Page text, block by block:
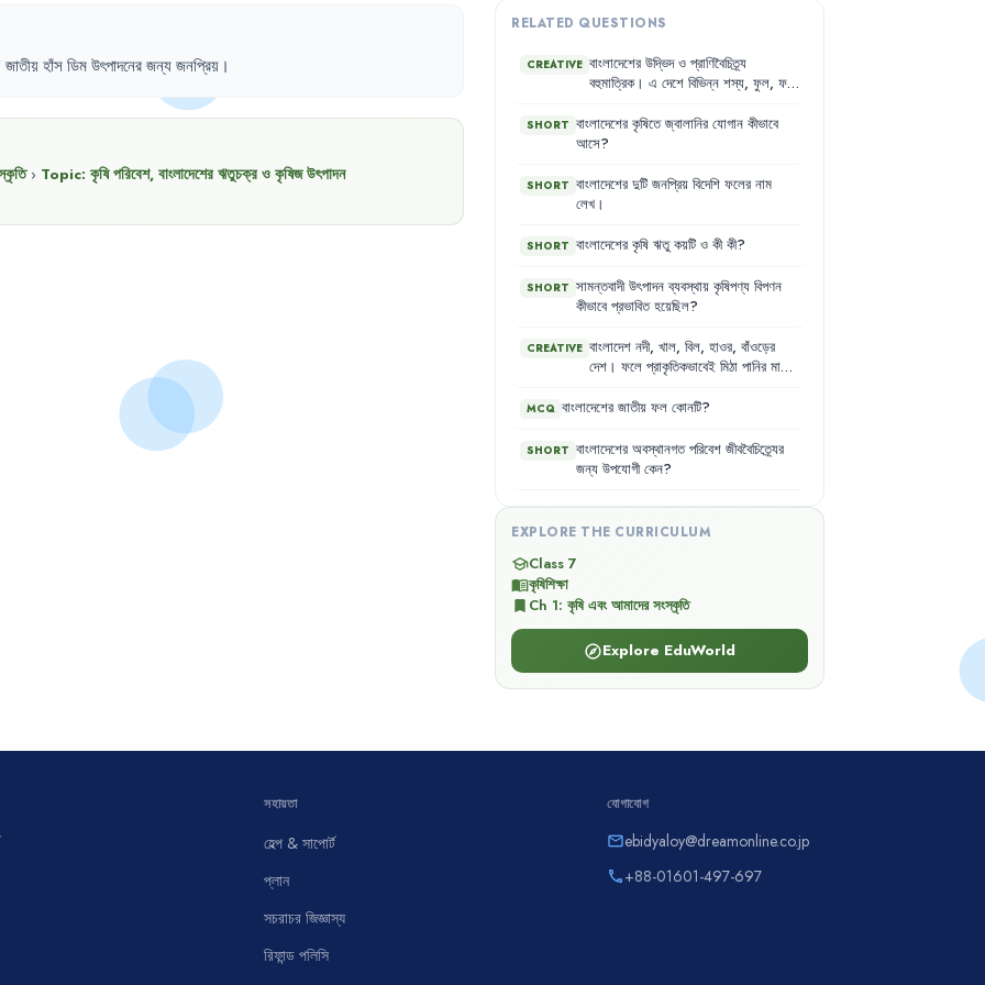
জাতীয়হাঁসডিমউৎপাদনেরজন্যজনপ্রিয় ।
› Topic: কৃষি পরিবেশ, বাংলাদেশের ঋতুচক্র ও কৃষিজ উৎপাদন
RELATED QUESTIONS
CREATIVE বাংলাদেশের উদ্ভিদ ও প্রাণিবৈচিত্র্য
বহুমাত্রিক। এ দেশে বিভিন্ন শস্য, ফুল, ফল,
প্রভৃতি উৎপাদন করা যায়। অপরদিকে রকমারি
পশু-পাখি
ইত্যাদি প্রাণিজ পণ্যও প্রচুর উৎপাদিত হয়
SHORT বাংলাদেশের কৃষিতে জ্বালানির যোগান কীভাবে
আসে?
SHORT বাংলাদেশের দুটি জনপ্রিয় বিদেশি ফলের নাম
লেখ ।
SHORT বাংলাদেশের কৃষি ঋতু কয়টি ও কী কী?
SHORT সামন্তবাদী উৎপাদন ব্যবস্থায় কৃষিপণ্য বিপণন
কীভাবে প্রভাবিত হয়েছিল?
CREATIVE বাংলাদেশ নদী, খাল, বিল, হাওর, বাঁওড়ের
দেশ । ফলে প্রাকৃতিকভাবেই মিঠা পানির মাছের
তাই আমাদের কৃষির একটি
লাভজনকও বটে। দেশের দৈনন্দিন মাছের
চাহিদার একটি বড়
MCQ বাংলাদেশের জাতীয় ফল কোনটি?
SHORT বাংলাদেশের অবস্থানগত পরিবেশ জীববৈচিত্র্যের
জন্য উপযোগী কেন?
EXPLORE THE CURRICULUM
schoolClass 7
menu_bookকৃষিশিক্ষা
bookmark Ch 1: কৃষি এবং আমাদের সংস্কৃতি
exploreExplore EduWorld
সহায়তা
হেল্প & সাপোর্ট
প্লান
সচরাচর জিজ্ঞাস্য
রিফান্ড পলিসি
যোগাযোগ
emailebidyaloy@dreamonline.co.jp
phone+88-01601-497-697